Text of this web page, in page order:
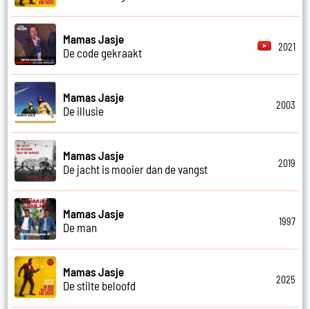
Mamas Jasje
De code gekraakt
2021
Mamas Jasje
De illusie
2003
Mamas Jasje
De jacht is mooier dan de vangst
2019
Mamas Jasje
De man
1997
Mamas Jasje
De stilte beloofd
2025